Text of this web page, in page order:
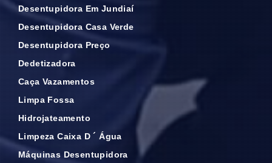
Desentupidora Em Jundiaí
Desentupidora Casa Verde
Desentupidora Preço
Dedetizadora
Caça Vazamentos
Limpa Fossa
Hidrojateamento
Limpeza Caixa D ´ Água
Máquinas Desentupidora